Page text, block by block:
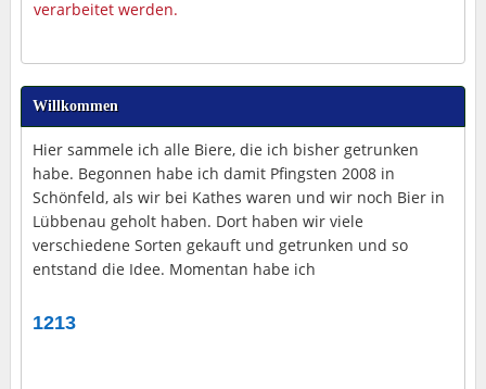
verarbeitet werden.
Willkommen
Hier sammele ich alle Biere, die ich bisher getrunken
habe. Begonnen habe ich damit Pfingsten 2008 in
Schönfeld, als wir bei Kathes waren und wir noch Bier in
Lübbenau geholt haben. Dort haben wir viele
verschiedene Sorten gekauft und getrunken und so
entstand die Idee. Momentan habe ich
1213